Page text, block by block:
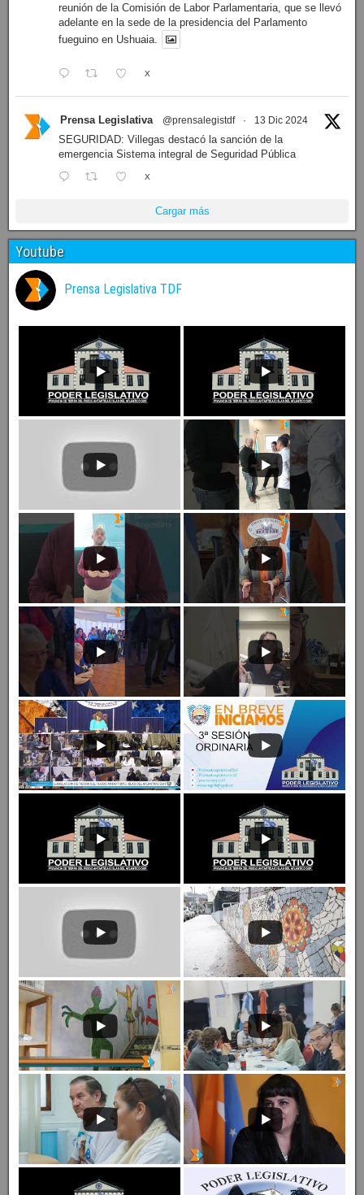
reunión de la Comisión de Labor Parlamentaria, que se llevó
adelante en la sede de la presidencia del Parlamento
fueguino en Ushuaia.
X
Prensa Legislativa @prensalegistdf · 13 Dic 2024
SEGURIDAD: Villegas destacó la sanción de la
emergencia Sistema integral de Seguridad Pública
X
Cargar más
Youtube
Prensa Legislativa TDF